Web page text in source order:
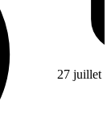
27 juillet